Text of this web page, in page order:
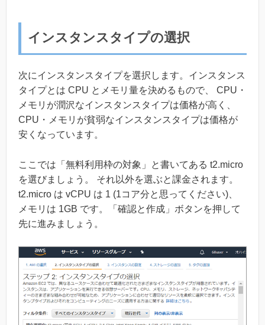
インスタンスタイプの選択
次にインスタンスタイプを選択します。インスタンス
タイプとは CPU とメモリ量を決めるもので、 CPU・
メモリが潤沢なインスタンスタイプは価格が高く、
CPU・メモリが貧弱なインスタンスタイプは価格が
安くなっています。
ここでは「無料利用枠の対象」と書いてある t2.micro
を選びましょう。 それ以外を選ぶと課金されます。
t2.micro は vCPU は 1 (1コア分と思ってください)、
メモリは 1GB です。「確認と作成」ボタンを押して
先に進みましょう。